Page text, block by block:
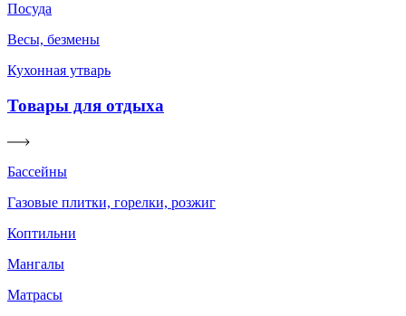
Посуда
Весы, безмены
Кухонная утварь
Товары для отдыха
Бассейны
Газовые плитки, горелки, розжиг
Коптильни
Мангалы
Матрасы